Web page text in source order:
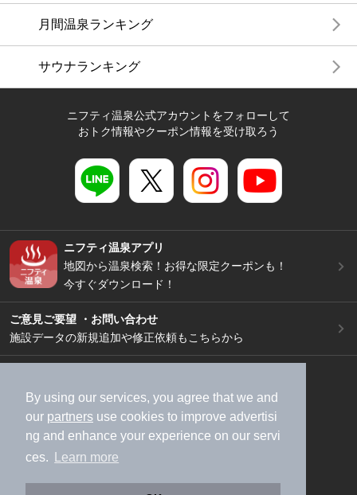
By using our services, you agree that we and
our partners use cookies to improve advertisi
ng and enhance your experience on our servi
ces.
Learn more
月間温泉ランキング
サウナランキング
ニフティ温泉公式アカウントをフォローして
おトク情報やクーポン情報を受け取ろう
ニフティ温泉アプリ
地図から温泉検索！お得な限定クーポンも！
今すぐダウンロード！
ご意見ご要望 ・お問い合わせ
施設データの新規追加や修正依頼もこちらから
加盟店募集（資料請求）
広告出稿のご案内
利用規約
ライフスタイルMEMBERS+規約
特定商取引法に基づく表記
ヘルプ
採用情報
運営会社